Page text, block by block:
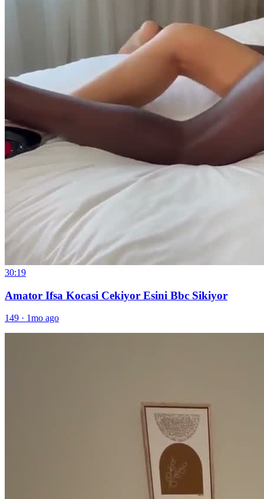
30:19
Amator Ifsa Kocasi Cekiyor Esini Bbc Sikiyor
149 · 1mo ago